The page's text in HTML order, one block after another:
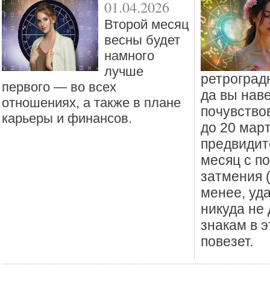
01.04.2026
Второй месяц
весны будет
намного
лучше
первого — во всех
отношениях, а также в плане
карьеры и финансов.
да вы
до 20
месяц с
затмения
менее,
никуда не
знакам в
повезет.